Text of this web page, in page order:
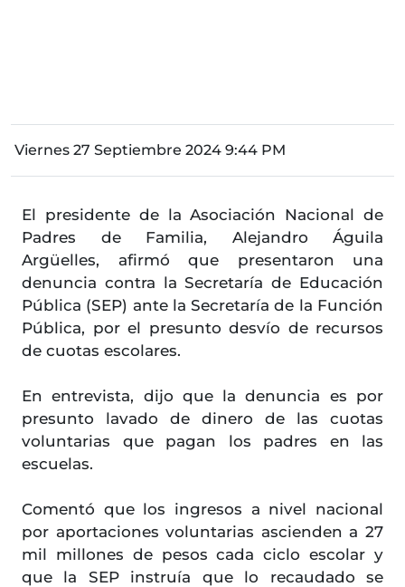
Viernes 27 Septiembre 2024 9:44 PM
El presidente de la Asociación Nacional de
Padres de Familia, Alejandro Águila
Argüelles, afirmó que presentaron una
denuncia contra la Secretaría de Educación
Pública (SEP) ante la Secretaría de la Función
Pública, por el presunto desvío de recursos
de cuotas escolares.
En entrevista, dijo que la denuncia es por
presunto lavado de dinero de las cuotas
voluntarias que pagan los padres en las
escuelas.
Comentó que los ingresos a nivel nacional
por aportaciones voluntarias ascienden a 27
mil millones de pesos cada ciclo escolar y
que la SEP instruía que lo recaudado se